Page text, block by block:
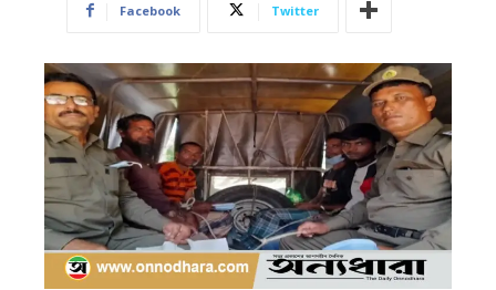
Facebook Twitter